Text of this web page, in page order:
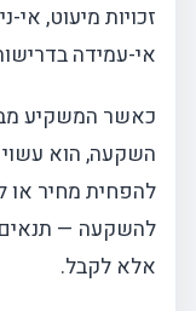
זכויות מיעוט, אי-
אי-עמידה
כאשר המשקיע
השקעה, הוא
להפחית מחיר או
להשקעה — תנאים
אלא לקבל.